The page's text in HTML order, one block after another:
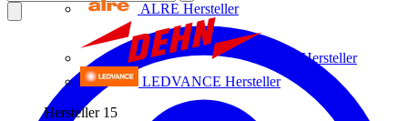
ALRE Hersteller
Hersteller
LEDVANCE Hersteller
Hersteller 15